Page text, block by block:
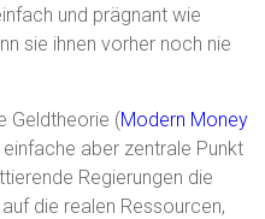
und prägnant wie
sie ihnen vorher noch nie
Geldtheorie (Modern Money
aber zentrale Punkt
Regierungen die
die realen Ressourcen,